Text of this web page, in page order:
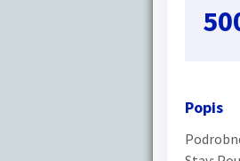
Popis